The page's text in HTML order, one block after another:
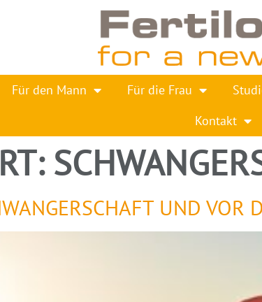
Für den Mann Für die Frau
Kontakt
UND VOR